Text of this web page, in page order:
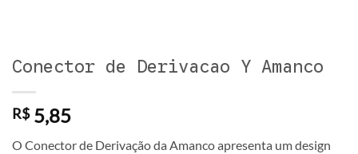
Conector de Derivacao Y Amanco
R$5,85
O Conector de Derivação da Amanco apresenta um design